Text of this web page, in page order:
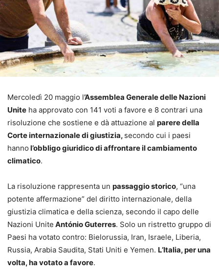
Mercoledì 20 maggio l’Assemblea Generale delle Nazioni
Unite ha approvato con 141 voti a favore e 8 contrari una
risoluzione che sostiene e dà attuazione al parere della
Corte internazionale di giustizia, secondo cui i paesi
hanno l’obbligo giuridico di affrontare il cambiamento
climatico.
La risoluzione rappresenta un passaggio storico, “una
potente affermazione” del diritto internazionale, della
giustizia climatica e della scienza, secondo il capo delle
Nazioni Unite António Guterres. Solo un ristretto gruppo di
Paesi ha votato contro: Bielorussia, Iran, Israele, Liberia,
Russia, Arabia Saudita, Stati Uniti e Yemen. L’Italia, per una
volta, ha votato a favore.